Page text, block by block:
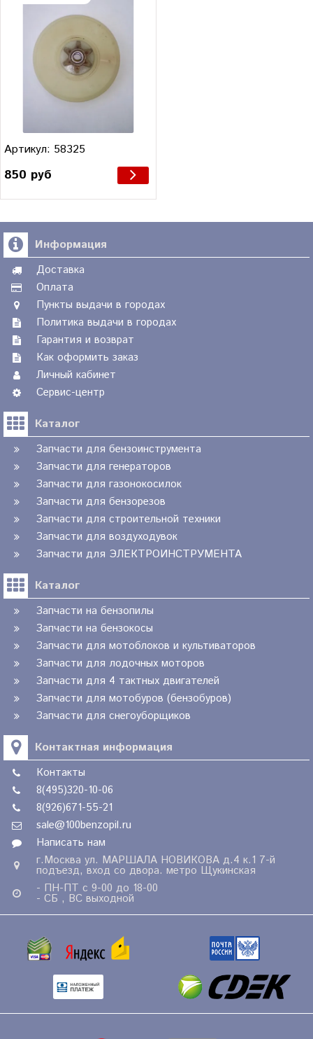
Артикул: 58325
850 руб
Информация
Доставка
Оплата
Пункты выдачи в городах
Политика выдачи в городах
Гарантия и возврат
Как оформить заказ
Личный кабинет
Сервис-центр
Каталог
Запчасти для бензоинструмента
Запчасти для генераторов
Запчасти для газонокосилок
Запчасти для бензорезов
Запчасти для строительной техники
Запчасти для воздуходувок
Запчасти для ЭЛЕКТРОИНСТРУМЕНТА
Каталог
Запчасти на бензопилы
Запчасти на бензокосы
Запчасти для мотоблоков и культиваторов
Запчасти для лодочных моторов
Запчасти для 4 тактных двигателей
Запчасти для мотобуров (бензобуров)
Запчасти для снегоуборщиков
Контактная информация
Контакты
8(495)320-10-06
8(926)671-55-21
sale@100benzopil.ru
Написать нам
г.Москва ул. МАРШАЛА НОВИКОВА д.4 к.1 7-й
подъезд, вход со двора. метро Щукинская
- ПН-ПТ с 9-00 до 18-00
- СБ , ВС выходной